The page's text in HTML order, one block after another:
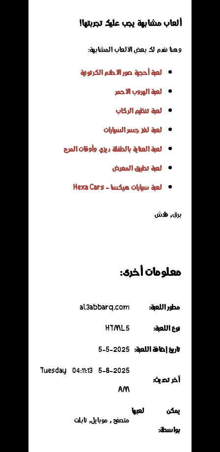
ألعاب مشابهة يجب عليك تجربتها!
وهنا نفدم لك بعض الألعاب المشابهة:
لعبة أحجية صور الأحلام الكرتونية
لعبة الهروب الأحمر
لعبة تنظيم الركاب
لعبة لغز جسر السيارات
لعبة العناية بالطفلة ديزي وأوقات المرح
لعبة تطبيق المعرض
لعبة سيارات هيكسا - Hexa Cars
برق, فلاش
معلومات أخرى:
مطور اللعبة:
al3abbarq.com
نوع اللعبة:
HTML5
تاريخ إضافة اللعبة: 5-5-2025
آخر تحديث:
5-8-2025 Tuesday 04:11:13
AM
يمكن لعبها
بواسطة:
متصفح , موبايل, تابلت